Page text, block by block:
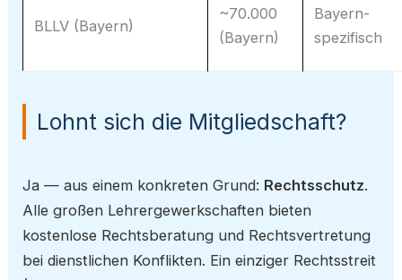
BLLV (Bayern)
~70.000
(Bayern)
Bayern-
spezifisch
Lohnt sich die Mitgliedschaft?
Ja — aus einem konkreten Grund: Rechtsschutz.
Alle großen Lehrergewerkschaften bieten
kostenlose Rechtsberatung und Rechtsvertretung
bei dienstlichen Konflikten. Ein einziger Rechtsstreit